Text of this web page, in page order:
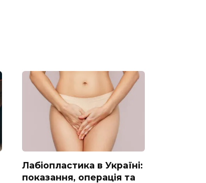
Лабіопластика в Україні:
показання, операція та